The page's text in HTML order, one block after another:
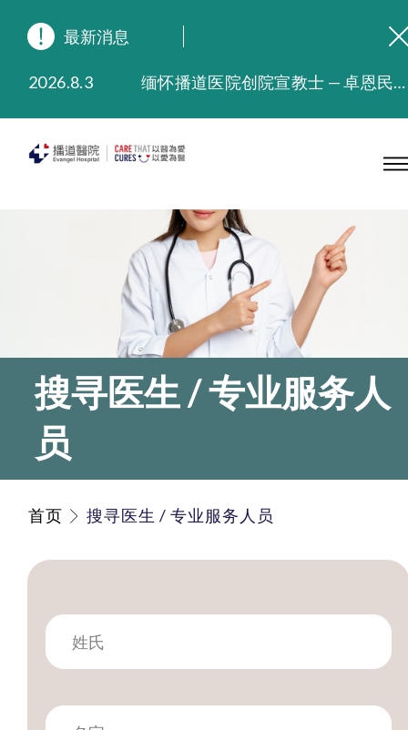
最新消息
2026.8.3
缅怀播道医院创院宣教士 — 卓恩民医生香港追思会
2025.9.23
本院在暴雨或台风警告信号 (包括黑色暴雨及8号或以上热带气旋警告信号) 下，仍会维持有限度服务。如有查询，可致电2711 5222。
搜寻医生 / 专业服务人
员
首页 搜寻医生 / 专业服务人员